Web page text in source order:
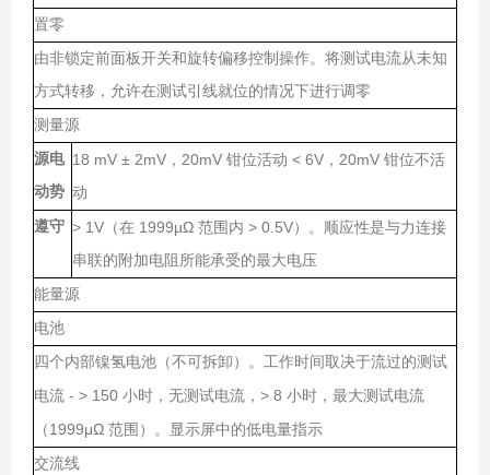
置零
由非锁定前面板开关和旋转偏移控制操作。将测试电流从未知
方式转移，允许在测试引线就位的情况下进行调零
测量源
源电
动势
18 mV ± 2mV， 20mV 钳位活动 < 6V， 20mV 钳位不活
动
遵守 > 1V（在 1999µΩ 范围内 > 0.5V）。顺应性是与力连接
串联的附加电阻所能承受的最大电压
能量源
电池
四个内部镍氢电池（不可拆卸）。工作时间取决于流过的测试
电流- > 150 小时，无测试电流， > 8 小时，最大测试电流
（ 1999μΩ 范围）。显示屏中的低电量指示
交流线